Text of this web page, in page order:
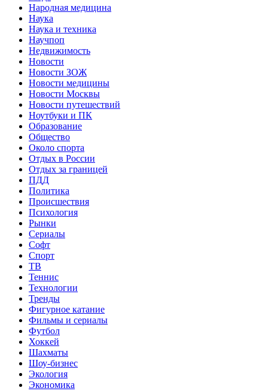
Народная медицина
Наука
Наука и техника
Научпоп
Недвижимость
Новости
Новости ЗОЖ
Новости медицины
Новости Москвы
Новости путешествий
Ноутбуки и ПК
Образование
Общество
Около спорта
Отдых в России
Отдых за границей
ПДД
Политика
Происшествия
Психология
Рынки
Сериалы
Софт
Спорт
ТВ
Теннис
Технологии
Тренды
Фигурное катание
Фильмы и сериалы
Футбол
Хоккей
Шахматы
Шоу-бизнес
Экология
Экономика